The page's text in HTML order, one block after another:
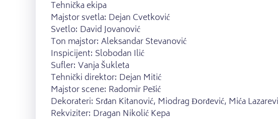
Tehnička ekipa
Majstor svetla: Dejan Cvetković
Svetlo: David Jovanović
Ton majstor: Aleksandar Stevanović
Inspicijent: Slobodan Ilić
Sufler: Vanja Šukleta
Tehnički direktor: Dejan Mitić
Majstor scene: Radomir Pešić
Dekorateri: Srđan Kitanović, Miodrag Đorđević, Mića
Rekviziter: Dragan Nikolić Kepa